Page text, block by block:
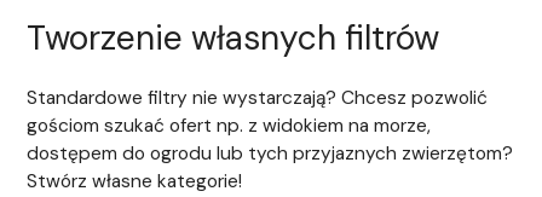
Tworzenie własnych filtrów
Standardowe filtry nie wystarczają? Chcesz pozwolić
gościom szukać ofert np. z widokiem na morze,
dostępem do ogrodu lub tych przyjaznych zwierzętom?
Stwórz własne kategorie!